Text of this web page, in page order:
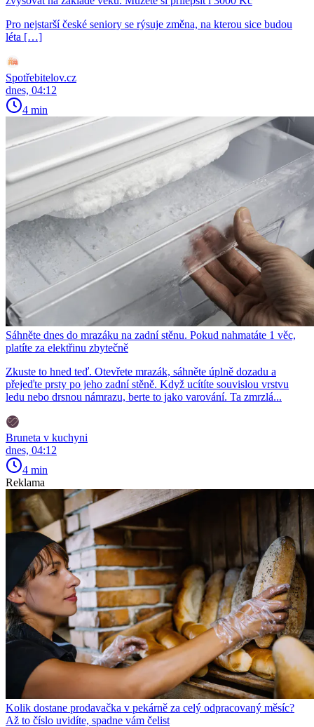
Pro nejstarší české seniory se rýsuje změna, na kterou sice budou
léta […]
Spotřebitelov.cz
dnes, 04:12
4 min
Sáhněte dnes do mrazáku na zadní stěnu. Pokud nahmatáte 1 věc,
platíte za elektřinu zbytečně
Zkuste to hned teď. Otevřete mrazák, sáhněte úplně dozadu a
přejeďte prsty po jeho zadní stěně. Když ucítíte souvislou vrstvu
ledu nebo drsnou námrazu, berte to jako varování. Ta zmrzlá...
Bruneta v kuchyni
dnes, 04:12
4 min
Reklama
Kolik dostane prodavačka v pekárně za celý odpracovaný měsíc?
Až to číslo uvidíte, spadne vám čelist